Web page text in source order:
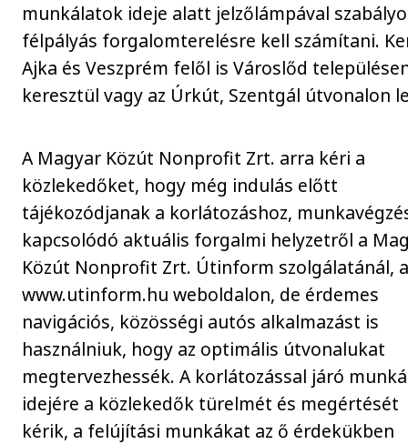
munkálatok ideje alatt jelzőlámpával
félpályás forgalomterelésre kell számítani.
Ajka és Veszprém felől is Városlőd
keresztül vagy az Úrkút, Szentgál útvonalon
A Magyar Közút Nonprofit Zrt. arra kéri a
közlekedőket, hogy még indulás előtt
tájékozódjanak a korlátozáshoz,
kapcsolódó aktuális forgalmi helyzetről a
Közút Nonprofit Zrt. Útinform szolgálatánál,
www.utinform.hu weboldalon, de érdemes
navigációs, közösségi autós alkalmazást is
használniuk, hogy az optimális útvonalukat
megtervezhessék. A korlátozással járó
idejére a közlekedők türelmét és megértését
kérik, a felújítási munkákat az ő érdekükben